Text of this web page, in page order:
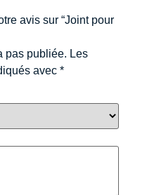
avis sur “Joint pour
pas publiée. Les
avec *